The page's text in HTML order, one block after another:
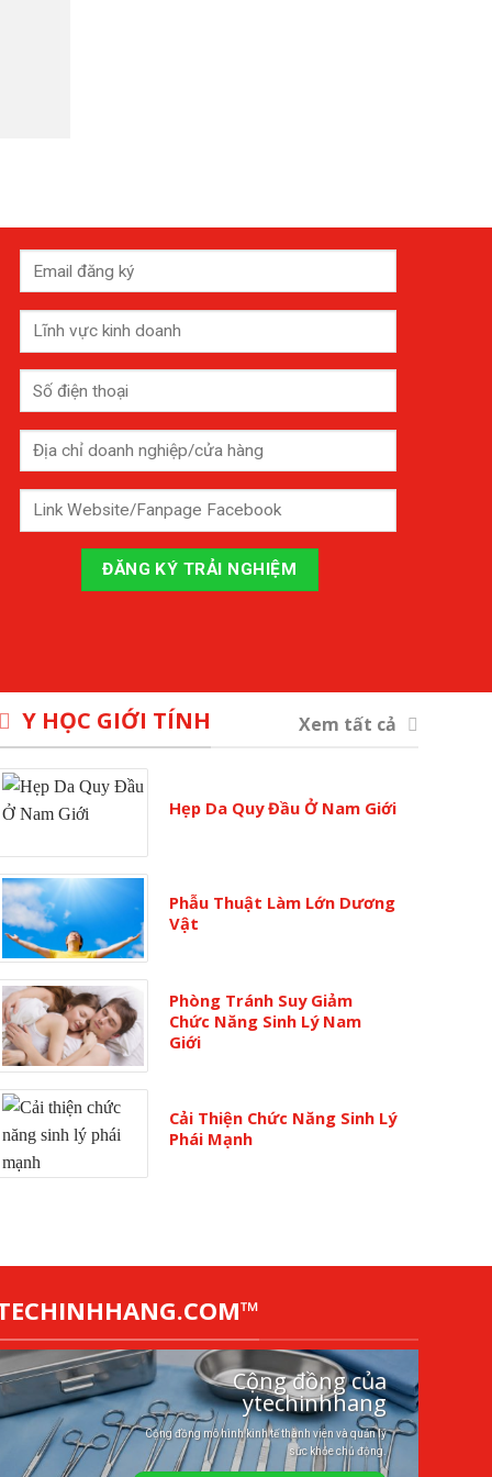
Y HỌC GIỚI TÍNH Xem tất cả
Hẹp Da Quy Đầu Ở Nam Giới
Phẫu Thuật Làm Lớn Dương
Vật
Phòng Tránh Suy Giảm
Chức Năng Sinh Lý Nam
Giới
Cải Thiện Chức Năng Sinh Lý
Phái Mạnh
Cộng đồng của
ytechinhhang
Cộng đồng mô hình kinh tế thành viên và quản lý
sức khỏe chủ động.